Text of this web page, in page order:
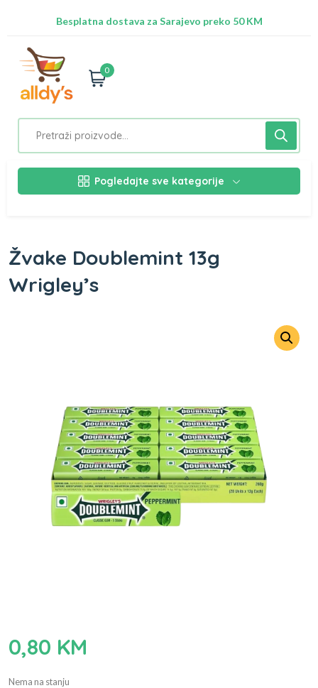
Besplatna dostava za Sarajevo preko 50 KM
0
Pogledajte sve kategorije
Žvake Doublemint 13g
Wrigley’s
0,80 KM
Nema na stanju